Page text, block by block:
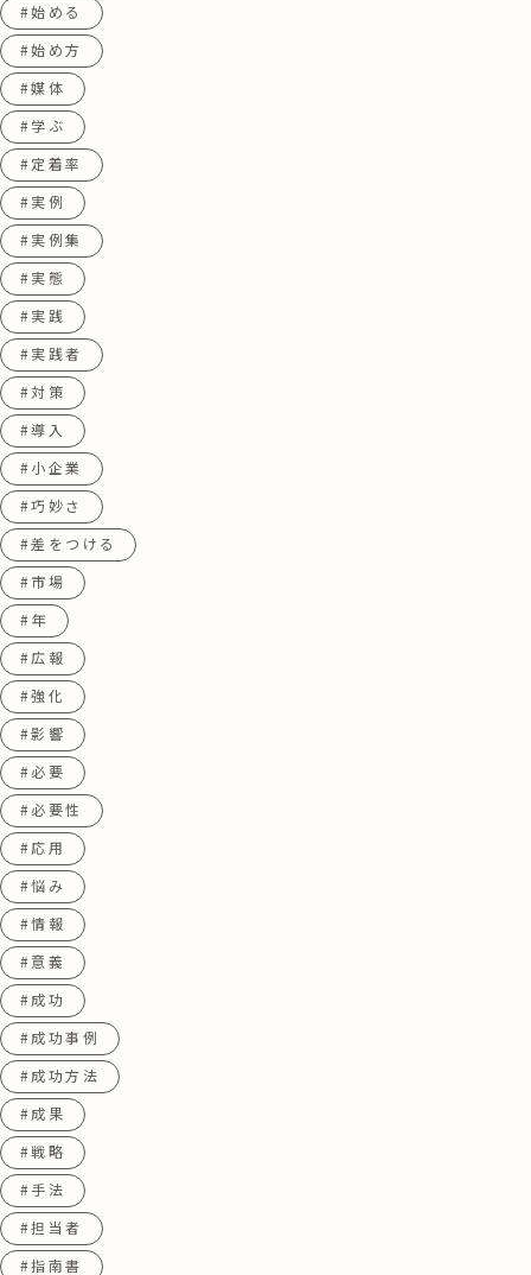
#始める
#始め方
#媒体
#学ぶ
#定着率
#実例
#実例集
#実態
#実践
#実践者
#対策
#導入
#小企業
#巧妙さ
#差をつける
#市場
#年
#広報
#強化
#影響
#必要
#必要性
#応用
#悩み
#情報
#意義
#成功
#成功事例
#成功方法
#成果
#戦略
#手法
#担当者
#指南書